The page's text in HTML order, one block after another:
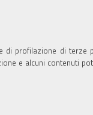
di profilazione di terze
e alcuni contenuti
Pubblicità